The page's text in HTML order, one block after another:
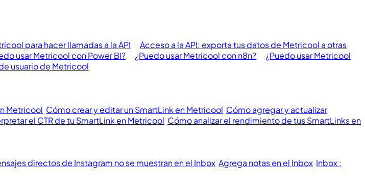
para hacer llamadas a la API
Acceso a la API: exporta tus datos de Metricool a otras
usar Metricool con Power BI? ¿Puedo usar Metricool con n8n?
¿Puedo usar Metricool
usuario de Metricool
Metricool Cómo crear y editar un SmartLink en Metricool Cómo agregar y actualizar
el CTR de tu SmartLink en Metricool Cómo analizar el rendimiento de tus SmartLinks en
directos de Instagram no se muestran en el Inbox Agrega notas en el Inbox Inbox :